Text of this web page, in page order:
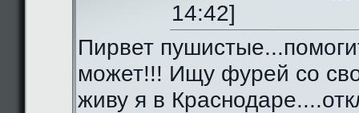
14:42]
Пирвет
может!!! Ищу фурей со
живу я в